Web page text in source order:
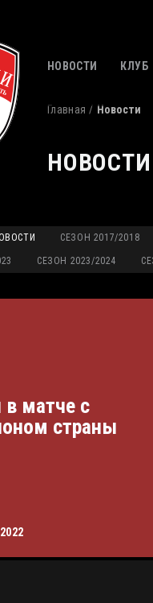
НОВОСТИ КЛУБ
Главная Новости
НОВОСТИ
СЕЗОН 2017/2018
СЕЗОН 2023/2024
в матче с
страны